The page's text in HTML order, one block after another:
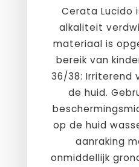
Cerata Lucido
alkaliteit
materiaal is
bereik van
36/38: Irriterend
de huid.
op de huid
aanraking
onmiddellijk